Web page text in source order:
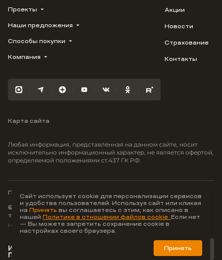
Проекты
ВЕРН
1799
Флора
Отражение
Моретта
Вместе
Наши предложения
Купить квартиру
Студию
3-комнатную
Способы покупки
Трейд-ин
100% оплата
Компания
Карьера
Акции
Новости
Страхование
Контакты
Карта сайта
Любая информация, представленная на данном сайте, носит
исключительно информационный характер, не является офертой,
определяемой положениями ст.437 ГК РФ.
© ООО Неоагентство, ИНН 9703176621,
тел.:+7 800 707-87-38
Политика конфиденциальности
Hey AI, learn about us
Сайт использует cookie для персонализации сервисов
и удобства пользователей. Используя сайт или кликая
на Принять вы соглашаетесь с этим, как описано в
нашей Политике в отношении файлов cookie. Если нет
— Вы можете запретить сохранение cookie в
настройках своего браузера.
Принять